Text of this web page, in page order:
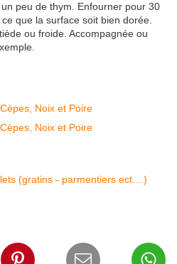
peu de thym. Enfourner pour 30
que la surface soit bien dorée.
ou froide. Accompagnée ou
(gratins - parmentiers ect....)